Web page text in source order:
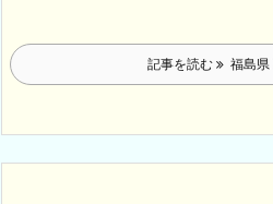
記事を読む 福島県